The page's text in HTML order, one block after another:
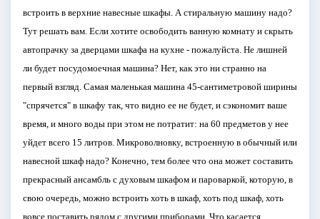
встроить в верхние навесные шкафы. А стиральную машину надо?
Тут решать вам. Если хотите освободить ванную комнату и скрыть
автопрачку за дверцами шкафа на кухне - пожалуйста. Не лишней
ли будет посудомоечная машина? Нет, как это ни странно на
первый взгляд. Самая маленькая машина 45-сантиметровой ширины
"спрячется" в шкафу так, что видно ее не будет, и сэкономит ваше
время, и много воды при этом не потратит: на 60 предметов у нее
уйдет всего 15 литров. Микроволновку, встроенную в обычный или
навесной шкаф надо? Конечно, тем более что она может составить
прекрасный ансамбль с духовым шкафом и пароваркой, которую, в
свою очередь, можно встроить хоть в шкаф, хоть под шкаф, хоть
вовсе поставить рядом с другими приборами. Что касается